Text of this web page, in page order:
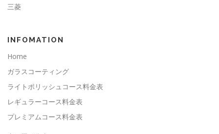
三菱
INFOMATION
Home
ガラスコーティング
ライトポリッシュコース料金表
レギュラーコース料金表
プレミアムコース料金表